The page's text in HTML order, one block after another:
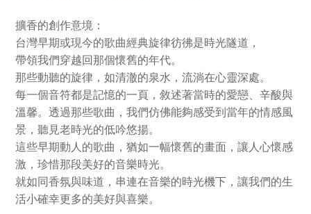
擴香的創作意境：
台灣早期或現今的歌曲經典旋律彷彿是時光隧道，
帶領我們穿越回那個懷舊的年代。
那些動聽的旋律，如清澈的泉水，流淌在心靈深處。
每一個音符都是記憶的一頁，敘述著當時的愛戀、辛酸與
溫馨。透過那些歌曲，我們仿佛能夠感受到當年的情感風
景，聽見老時光的低吟悠揚。
這些早期動人的歌曲，猶如一幅懷舊的畫面，讓人心懷感
激，珍惜那段美好的音樂時光。
就如同香氛與味道，串連在音樂的時光機下，讓我們的生
活小確幸更多的美好與喜樂。